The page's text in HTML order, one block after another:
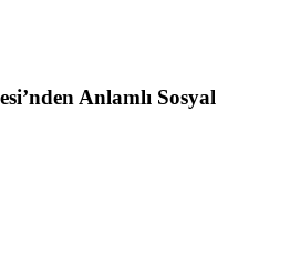
Anlamlı Sosyal